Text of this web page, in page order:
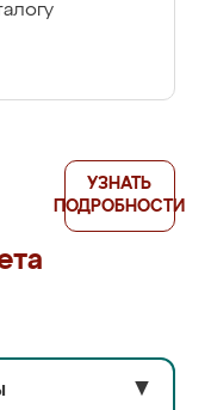
УЗНАТЬ
ПОДРОБНОСТИ
▼